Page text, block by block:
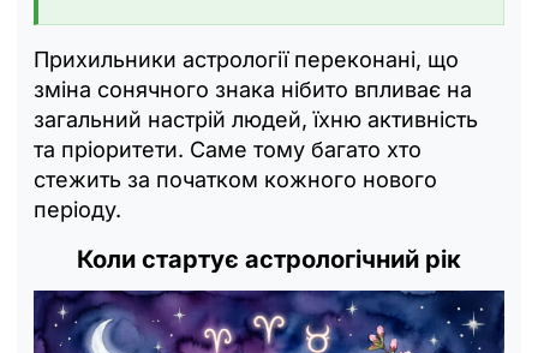
Прихильники астрології переконані, що
зміна сонячного знака нібито впливає на
загальний настрій людей, їхню активність
та пріоритети. Саме тому багато хто
стежить за початком кожного нового
періоду.
Коли стартує астрологічний рік